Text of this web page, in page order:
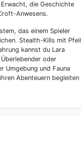
die Geschichte
Anwesens.
das einem Spieler
Stealth-Kills mit Pfeil
kannst du Lara
oder
Umgebung und Fauna
Abenteuern begleiten